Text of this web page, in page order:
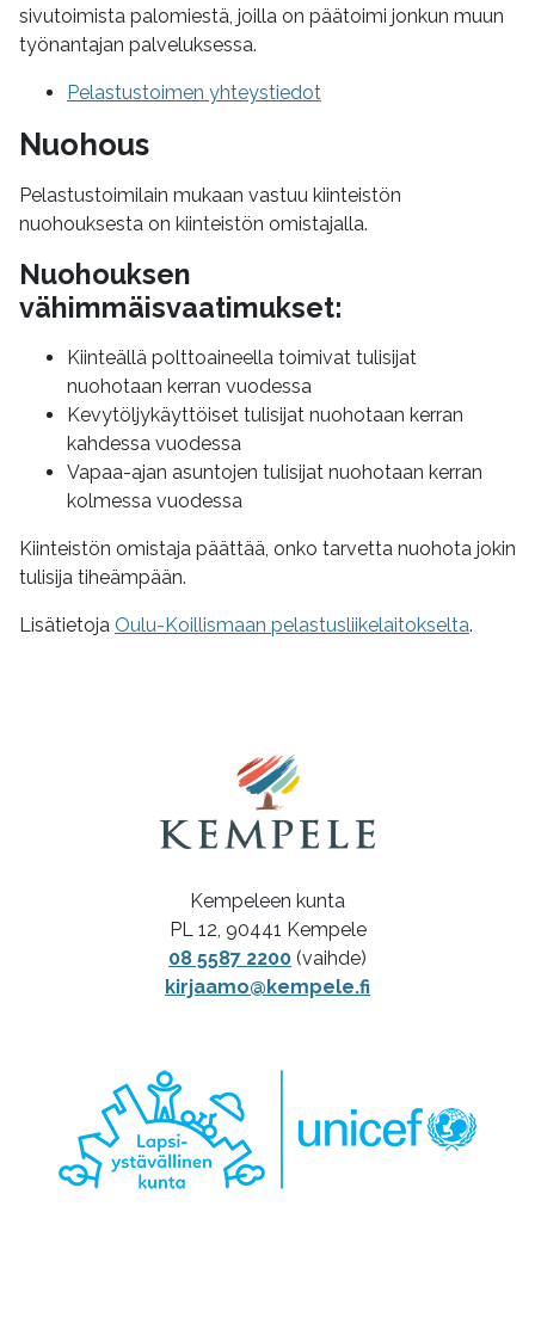
sivutoimista palomiestä, joilla on päätoimi jonkun muun
työnantajan palveluksessa.
Pelastustoimen yhteystiedot
Nuohous
Pelastustoimilain mukaan vastuu kiinteistön
nuohouksesta on kiinteistön omistajalla.
Nuohouksen
vähimmäisvaatimukset:
Kiinteällä polttoaineella toimivat tulisijat
nuohotaan kerran vuodessa
Kevytöljykäyttöiset tulisijat nuohotaan kerran
kahdessa vuodessa
Vapaa-ajan asuntojen tulisijat nuohotaan kerran
kolmessa vuodessa
Kiinteistön omistaja päättää, onko tarvetta nuohota jokin
tulisija tiheämpään.
Lisätietoja Oulu-Koillismaan pelastusliikelaitokselta.
Kempeleen kunta
PL 12, 90441 Kempele
08 5587 2200 (vaihde)
kirjaamo@kempele.fi